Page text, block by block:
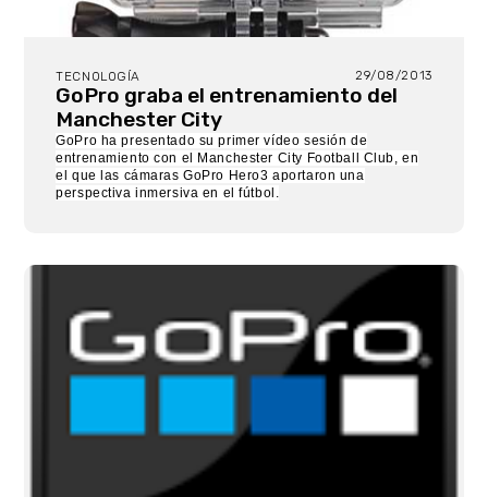
TECNOLOGÍA 29/08/2013
GoPro graba el entrenamiento del
Manchester City
GoPro ha presentado su primer vídeo sesión de
entrenamiento con el
Manchester City Football Club,en
el que las cámaras GoPro Hero3 aportaron una
perspectiva inmersiva en el fútbol.